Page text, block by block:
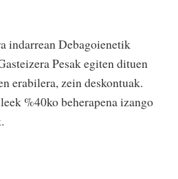
indarrean Debagoienetik
Pesak egiten dituen
erabilera, zein deskontuak.
%40ko beherapena izango